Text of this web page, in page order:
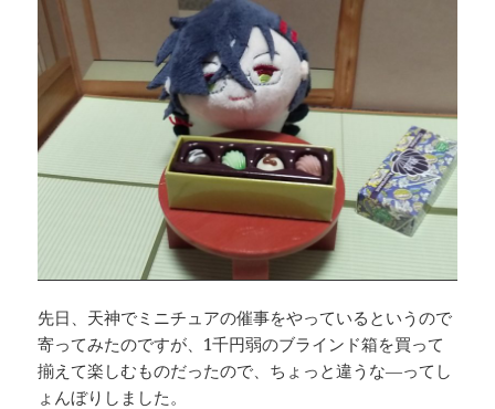
先日、天神でミニチュアの催事をやっているというので
寄ってみたのですが、1千円弱のブラインド箱を買って
揃えて楽しむものだったので、ちょっと違うな―ってし
ょんぼりしました。